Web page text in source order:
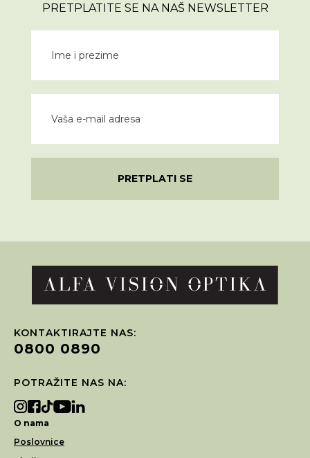
PRETPLATITE SE NA NAŠ NEWSLETTER
PRETPLATI SE
KONTAKTIRAJTE NAS:
0800 0890
POTRAŽITE NAS NA:
O nama
Poslovnice